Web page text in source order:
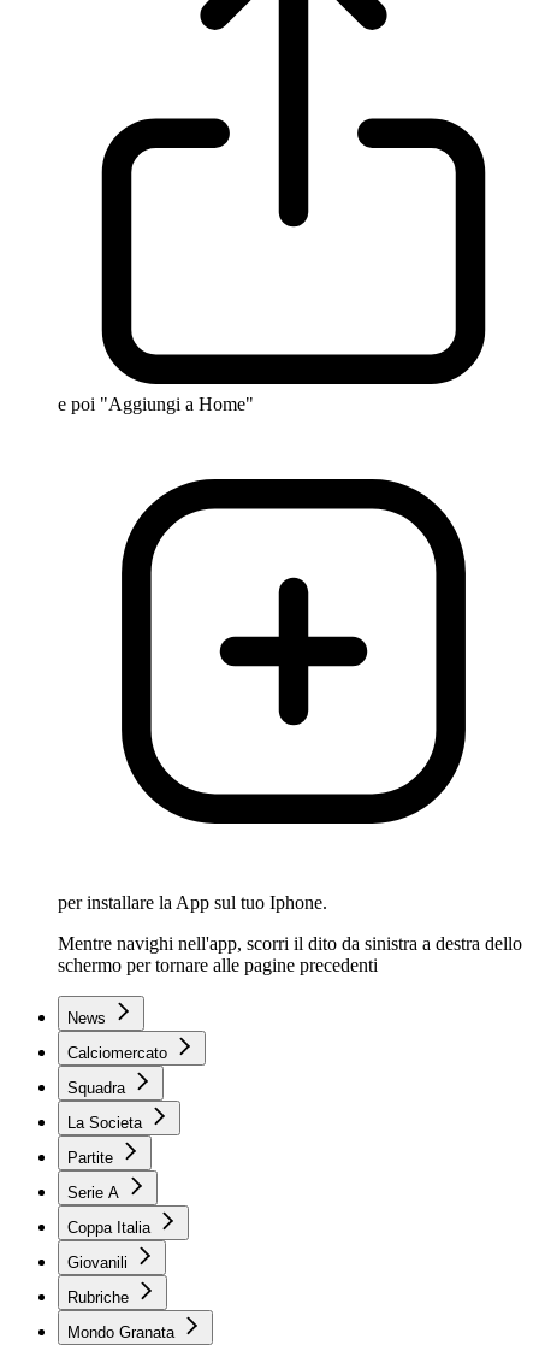
e poi "Aggiungi a Home"
per installare la App sul tuo Iphone.
Mentre navighi nell'app, scorri il dito da sinistra a destra dello
schermo per tornare alle pagine precedenti
News
Calciomercato
Squadra
La Societa
Partite
Serie A
Coppa Italia
Giovanili
Rubriche
Mondo Granata